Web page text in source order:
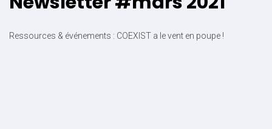
Ressources & événements : COEXIST a le vent en poupe !